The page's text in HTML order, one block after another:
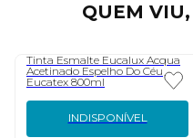
QUEM
Tinta Esmalte Eucalux Acqua
Acetinado Espelho Do Céu
Eucatex 800ml
INDISPONÍVEL